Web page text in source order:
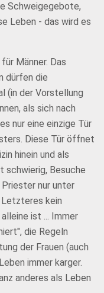
Schweigegebote,
Leben - das wird es
Männer. Das
dürfen die
(in der Vorstellung
als sich nach
nur eine einzige Tür
Diese Tür öffnet
hinein und als
schwierig, Besuche
nur unter
Letzteres kein
ist ... Immer
die Regeln
der Frauen (auch
immer karger.
anderes als Leben